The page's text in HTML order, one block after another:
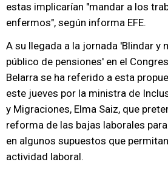
estas implicarían "mandar a los
enfermos", según informa EFE.
A su llegada a la jornada 'Blindar y
público de pensiones' en el
Belarra se ha referido a esta
este jueves por la ministra de
y Migraciones, Elma Saiz, que
reforma de las bajas laborales
en algunos supuestos que
actividad laboral.